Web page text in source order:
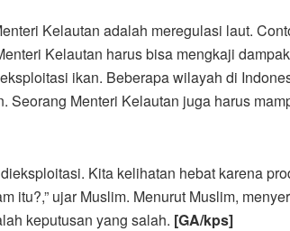
Kelautan adalah meregulasi laut.
Kelautan harus bisa mengkaji
ikan. Beberapa wilayah di
Seorang Menteri Kelautan juga harus
Kita kelihatan hebat karena
itu?,” ujar Muslim. Menurut Muslim,
keputusan yang salah. [GA/kps]